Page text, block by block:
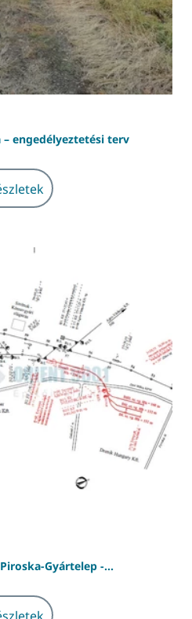
– engedélyeztetési terv
Gyártelep -...
- engedélyezési terv
Gyártelep -...